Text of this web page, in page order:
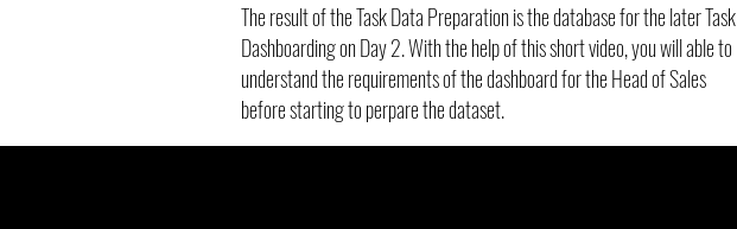
The result of the Task Data Preparation is the database for the later Task
Dashboarding on Day 2. With the help of this short video, you will able to
understand the requirements of the dashboard for the Head of Sales
before starting to perpare the dataset.